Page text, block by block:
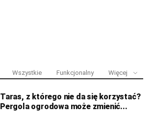
Wszystkie Funkcjonalny Więcej
Taras, z którego nie da się korzystać?
Pergola ogrodowa może zmienić...